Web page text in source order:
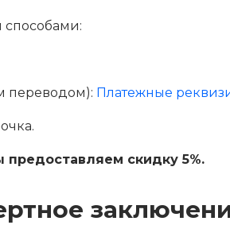
переводом): Платежные
скидку 5%.